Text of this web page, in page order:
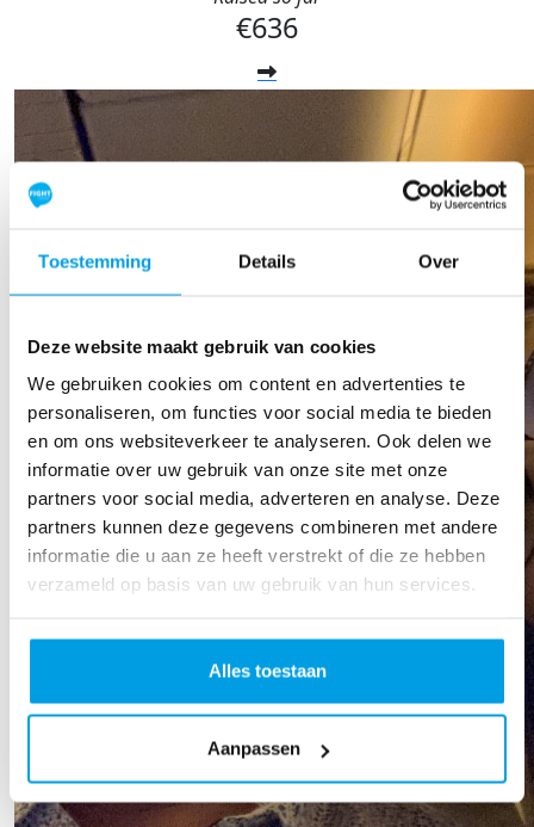
Toestemming Details Over
Deze website maakt gebruik van cookies
We gebruiken cookies om content en advertenties te
personaliseren, om functies voor social media te bieden
en om ons websiteverkeer te analyseren. Ook delen we
informatie over uw gebruik van onze site met onze
partners voor social media, adverteren en analyse. Deze
partners kunnen deze gegevens combineren met andere
informatie die u aan ze heeft verstrekt of die ze hebben
verzameld op basis van uw gebruik van hun services.
Alles toestaan
Aanpassen
€636